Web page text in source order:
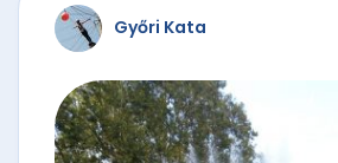
Győri Kata